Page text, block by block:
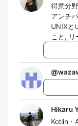
得意分
アンチ
UNIXと
こと,
@
Hikaru
Kotlin・